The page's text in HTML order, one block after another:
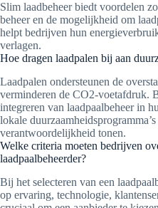
Slim laadbeheer biedt voordelen
beheer en de mogelijkheid om
helpt bedrijven hun
verlagen.
Hoe dragen laadpalen bij aan
Laadpalen ondersteunen de
verminderen de CO2-voetafdruk.
integreren van laadpaalbeheer in
lokale
verantwoordelijkheid tonen.
Welke criteria moeten bedrijven
laadpaalbeheerder?
Bij het selecteren van een
op ervaring, technologie,